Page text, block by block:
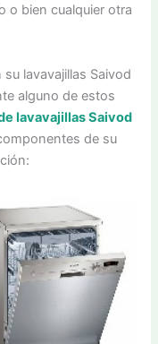
o bien cualquier otra
lavavajillas Saivod
alguno de estos
lavavajillas Saivod
de su